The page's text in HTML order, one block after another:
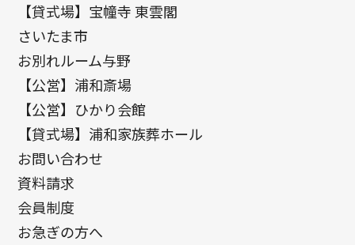
【貸式場】宝幢寺 東雲閣
さいたま市
お別れルーム与野
【公営】浦和斎場
【公営】ひかり会館
【貸式場】浦和家族葬ホール
お問い合わせ
資料請求
会員制度
お急ぎの方へ